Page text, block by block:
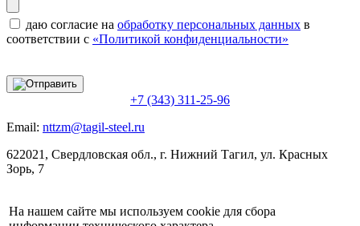
даю согласие на обработку персональных данных в
соответствии с «Политикой конфиденциальности»
+7 (343) 311-25-96
Email: nttzm@tagil-steel.ru
622021, Свердловская обл., г. Нижний Тагил, ул. Красных
Зорь, 7
На нашем сайте мы используем cookie для сбора